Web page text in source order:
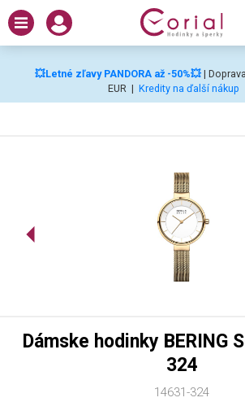
💥Letné zľavy PANDORA až -50%💥 |
EUR | Kredity na ďalší nákup
14631-324
Dámske hodinky BERING
324